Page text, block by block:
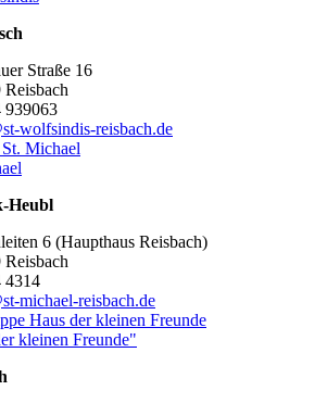
Straße 16
Reisbach
939063
wolfsindis-reisbach.de
Heubl
6 (Haupthaus Reisbach)
Reisbach
4314
michael-reisbach.de
kleinen Freunde"